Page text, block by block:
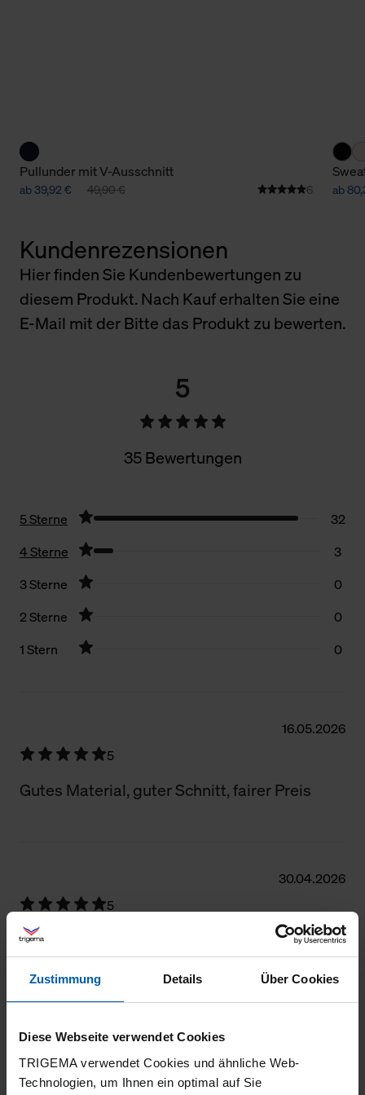
Zustimmung Details Über Cookies
Diese Webseite verwendet Cookies
TRIGEMA verwendet Cookies und ähnliche Web-
Technologien, um Ihnen ein optimal auf Sie
Pullunder mit V-Ausschnitt
ab 39,92 € 49,90 € 6 ab
Kundenrezensionen
Hier finden Sie Kundenbewertungen zu
diesem Produkt. Nach Kauf erhalten Sie eine
E-Mail mit der Bitte das Produkt zu bewerten.
5
35 Bewertungen
5 Sterne
32
4 Sterne
3
3 Sterne
0
2 Sterne
0
1 Stern
0
16.05.2026
5
Gutes Material, guter Schnitt, fairer Preis
30.04.2026
5
Gute Passform, sehr angenehmes
Tragegefühl
5